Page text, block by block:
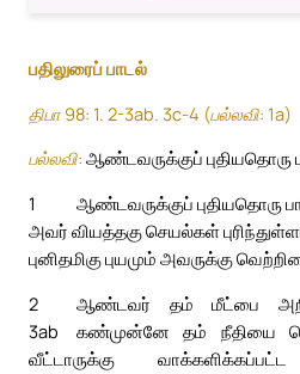
பதிலுரைப் பாடல்
திபா 98: 1. 2-3ab. 3c-4 (பல்லவி: 1a)
பல்லவி: ஆண்டவருக்குப் புதியதொரு
1
ஆண்டவருக்குப் புதியதொரு
அவர் வியத்தகு செயல்கள்
புனிதமிகு புயமும் அவருக்கு
2
ஆண்டவர் தம் மீட்பை
கண்முன்னே தம் நீதியை
3ab
வீட்டாருக்கு